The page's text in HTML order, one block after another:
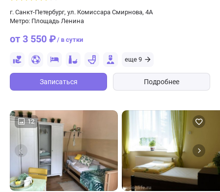
г. Санкт-Петербург, ул. Комиссара Смирнова, 4А
Метро: Площадь Ленина
от 3 550 ₽/ в сутки
еще 9
Записаться Подробнее
12